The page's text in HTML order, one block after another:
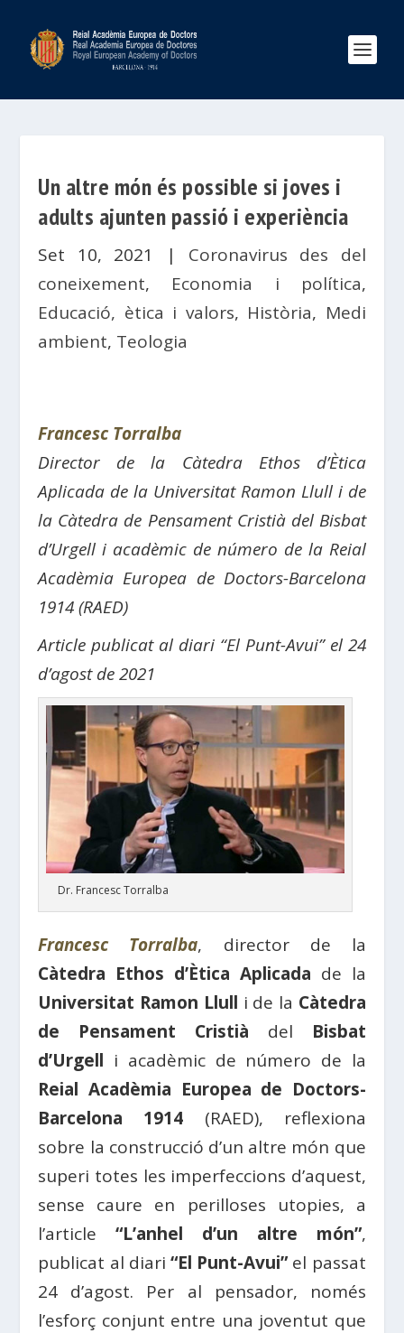
Un altre món és possible si joves i
adults ajunten passió i experiència
Set 10, 2021 | Coronavirus des del
coneixement, Economia i política,
Educació, ètica i valors, Història, Medi
ambient, Teologia
Francesc Torralba
Director de la Càtedra Ethos d’Ètica
Aplicada de la Universitat Ramon Llull i de
la Càtedra de Pensament Cristià del Bisbat
d’Urgell i acadèmic de número de la Reial
Acadèmia Europea de Doctors-Barcelona
1914 (RAED)
Article publicat al diari “El Punt-Avui” el 24
d’agost de 2021
Dr. Francesc Torralba
Francesc Torralba, director de la
Càtedra Ethos d’Ètica Aplicada de la
Universitat Ramon Llull i de la Càtedra
de Pensament Cristià del Bisbat
d’Urgell i acadèmic de número de la
Reial Acadèmia Europea de Doctors-
Barcelona 1914 (RAED), reflexiona
sobre la construcció d’un altre món que
superi totes les imperfeccions d’aquest,
sense caure en perilloses utopies, a
l’article“L’anhel d’un altre món”,
publicat al diari “El Punt-Avui”el passat
24 d’agost. Per al pensador, només
l’esforç conjunt entre una joventut que